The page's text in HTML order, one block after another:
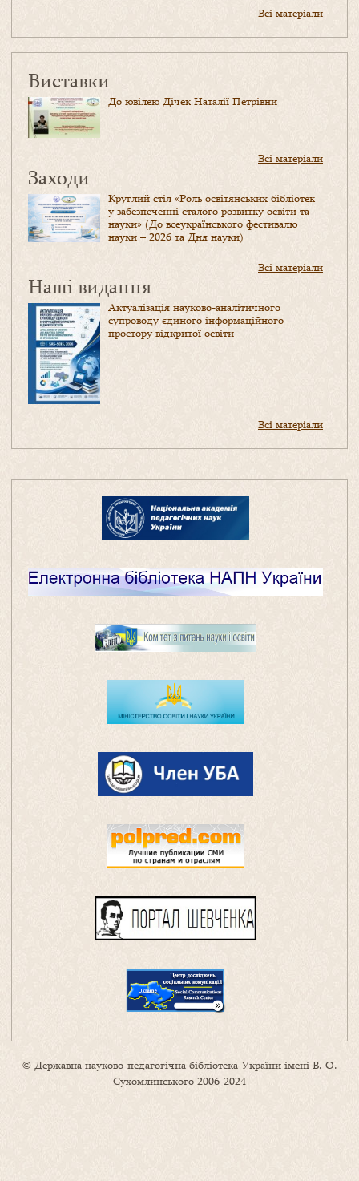
Всі матеріали
Виставки
До ювілею Дічек Наталії Петрівни
Всі матеріали
Заходи
Круглий стіл «Роль освітянських бібліотек
у забезпеченні сталого розвитку освіти та
науки» (До всеукраїнського фестивалю
науки – 2026 та Дня науки)
Всі матеріали
Наші видання
Актуалізація науково-аналітичного
супроводу єдиного інформаційного
простору відкритої освіти
Всі матеріали
© Державна науково-педагогічна бібліотека України імені В. О.
Сухомлинського 2006-2024